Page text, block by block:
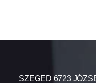
SZEGED 6723